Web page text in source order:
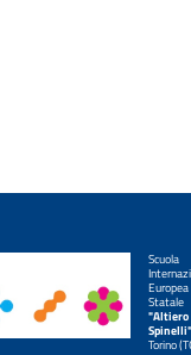
Scuola
Europea
Statale
"Altiero
Torino